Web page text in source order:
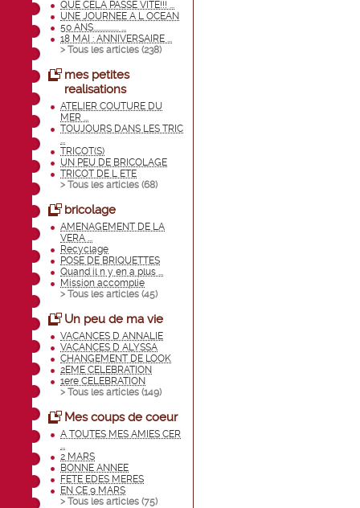
QUE CELA PASSE VITE!!! ...
UNE JOURNEE A L OCEAN
50 ANS................ ...
18 MAI : ANNIVERSAIRE ...
> Tous les articles (238)
mes petites
realisations
ATELIER COUTURE DU
MER ...
TOUJOURS DANS LES TRIC
...
TRICOT(S)
UN PEU DE BRICOLAGE
TRICOT DE L ETE
> Tous les articles (68)
bricolage
AMENAGEMENT DE LA
VERA ...
Recyclage
POSE DE BRIQUETTES
Quand il n y en a plus ...
Mission accomplie
> Tous les articles (45)
Un peu de ma vie
VACANCES D ANNALIE
VACANCES D ALYSSA
CHANGEMENT DE LOOK
2EME CELEBRATION
1ere CELEBRATION
> Tous les articles (149)
Mes coups de coeur
A TOUTES MES AMIES CER
...
2 MARS
BONNE ANNEE
FETE EDES MERES
EN CE 9 MARS
> Tous les articles (75)